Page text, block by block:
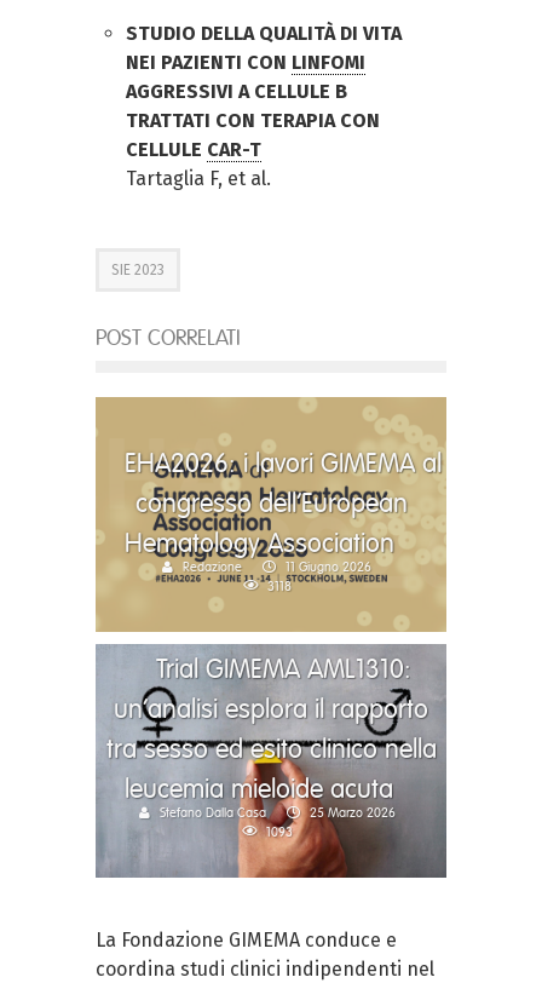
STUDIO DELLA QUALITÀ DI VITA
NEI PAZIENTI CON LINFOMI
AGGRESSIVI A CELLULE B
TRATTATI CON TERAPIA CON
CELLULE CAR-T
Tartaglia F, et al.
SIE 2023
POST CORRELATI
EHA2026: i lavori GIMEMA al
congresso dell’European
Hematology Association
Redazione
11 Giugno 2026
3118
Trial GIMEMA AML1310:
un’analisi esplora il rapporto
tra sesso ed esito clinico nella
leucemia mieloide acuta
Stefano Dalla Casa
25 Marzo 2026
1093
La Fondazione GIMEMA conduce e
coordina studi clinici indipendenti nel